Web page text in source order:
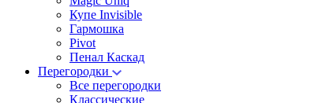
Купе Invisible
Гармошка
Pivot
Пенал Каскад
Перегородки
Все перегородки
Классические